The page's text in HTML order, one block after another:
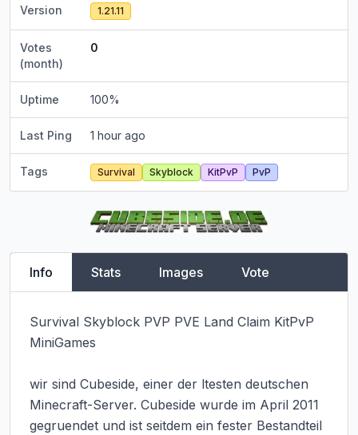
Version 1.21.11
Votes
(month)
0
Uptime 100%
Last Ping 1 hour ago
Tags Survival Skyblock KitPvP PvP
Info Stats Images Vote
Survival Skyblock PVP PVE Land Claim KitPvP
MiniGames
wir sind Cubeside, einer der ltesten deutschen
Minecraft-Server. Cubeside wurde im April 2011
gegruendet und ist seitdem ein fester Bestandteil